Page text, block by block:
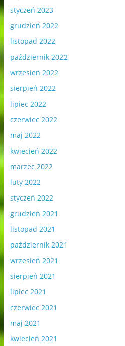
styczeń 2023
grudzień 2022
listopad 2022
październik 2022
wrzesień 2022
sierpień 2022
lipiec 2022
czerwiec 2022
maj 2022
kwiecień 2022
marzec 2022
luty 2022
styczeń 2022
grudzień 2021
listopad 2021
październik 2021
wrzesień 2021
sierpień 2021
lipiec 2021
czerwiec 2021
maj 2021
kwiecień 2021